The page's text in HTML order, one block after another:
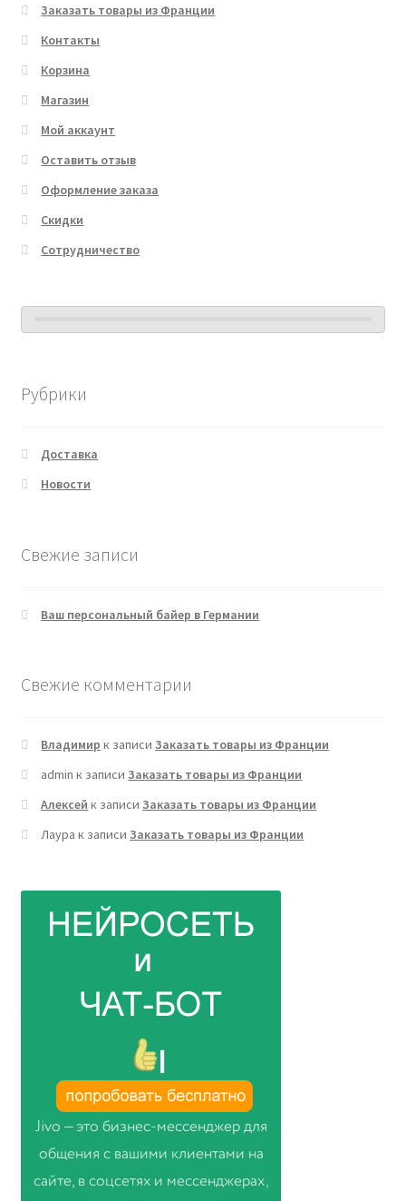
Заказать товары из Франции
Контакты
Корзина
Магазин
Мой аккаунт
Оставить отзыв
Оформление заказа
Скидки
Сотрудничество
Рубрики
Доставка
Новости
Свежие записи
Ваш персональный байер в Германии
Свежие комментарии
Владимир к записиЗаказать товары из Франции
admin к записиЗаказать товары из Франции
Алексей к записиЗаказать товары из Франции
Лаура к записиЗаказать товары из Франции